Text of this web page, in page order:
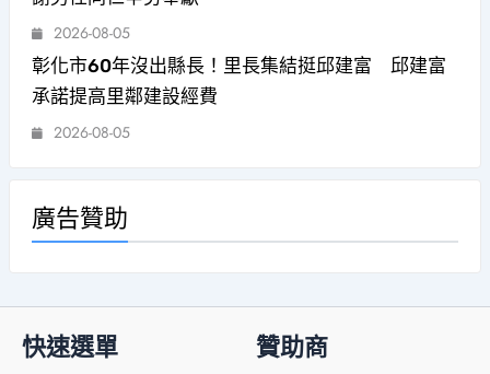
2026-08-05
彰化市60年沒出縣長！里長集結挺邱建富 邱建富
承諾提高里鄰建設經費
2026-08-05
廣告贊助
快速選單 贊助商